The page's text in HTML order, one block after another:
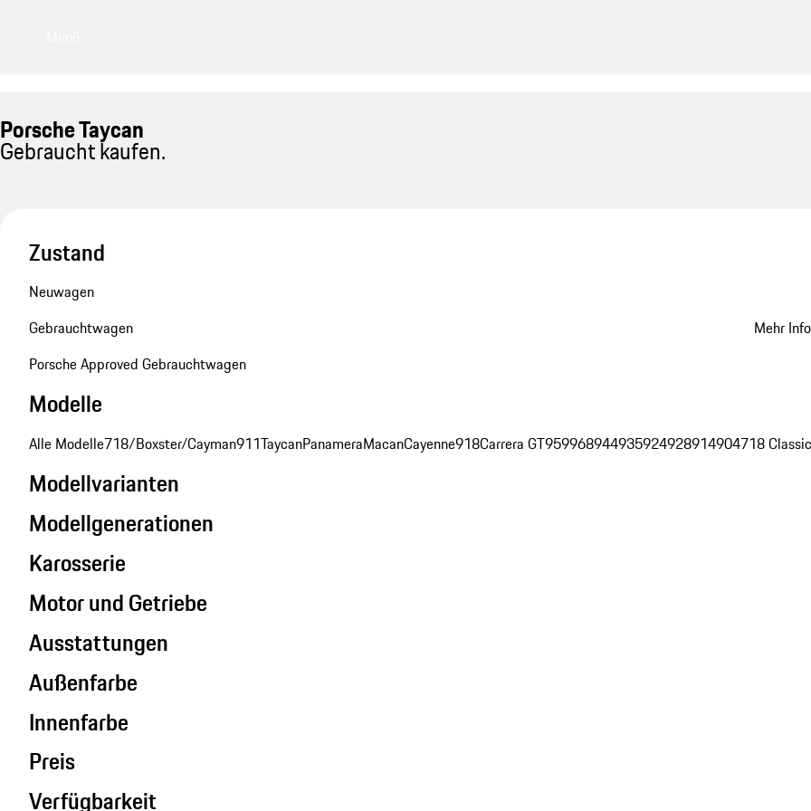
Porsche Taycan
Gebraucht kaufen.
Zustand
Neuwagen
Gebrauchtwagen
Mehr
Porsche Approved Gebrauchtwagen
Modelle
Alle Modelle718/Boxster/Cayman911TaycanPanameraMacanCayenne918Carrera GT959968944935924928914904718
Modellvarianten
Modellgenerationen
Karosserie
Motor und Getriebe
Ausstattungen
Außenfarbe
Innenfarbe
Preis
Verfügbarkeit